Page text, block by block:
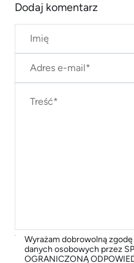
Dodaj komentarz
Wyrażam dobrowolną
danych osobowych przez
OGRANICZONĄ